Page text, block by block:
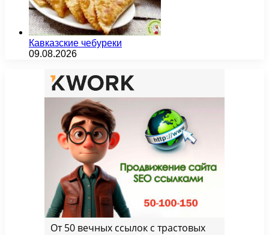
Кавказские чебуреки
09.08.2026